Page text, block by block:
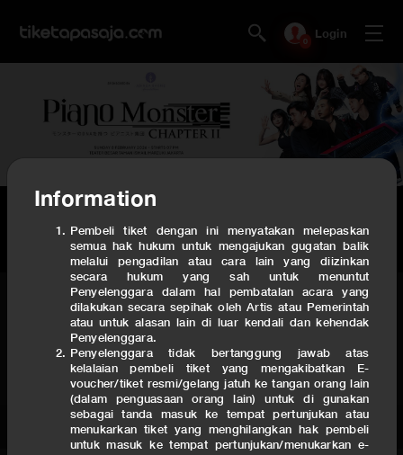
0
Login
PIANO MONSTER VOLUME 2
We keep your ticket(s) for
00:05:00 . After the timer end, we will release your
ticket
Tickets Event Description
REGULAR
PROGRAM
Category Ticket
Information
Pembeli tiket dengan ini menyatakan melepaskan
semua hak hukum untuk mengajukan gugatan balik
melalui pengadilan atau cara lain yang diizinkan
secara hukum yang sah untuk menuntut
Penyelenggara dalam hal pembatalan acara yang
dilakukan secara sepihak oleh Artis atau Pemerintah
atau untuk alasan lain di luar kendali dan kehendak
Penyelenggara.
Penyelenggara tidak bertanggung jawab atas
kelalaian pembeli tiket yang mengakibatkan E-
voucher/tiket resmi/gelang jatuh ke tangan orang lain
(dalam penguasaan orang lain) untuk di gunakan
sebagai tanda masuk ke tempat pertunjukan atau
menukarkan tiket yang menghilangkan hak pembeli
untuk masuk ke tempat pertunjukan/menukarkan e-